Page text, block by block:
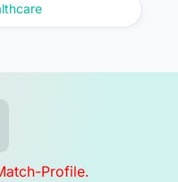
Profile.